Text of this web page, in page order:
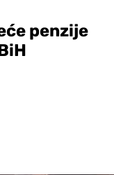
penzije